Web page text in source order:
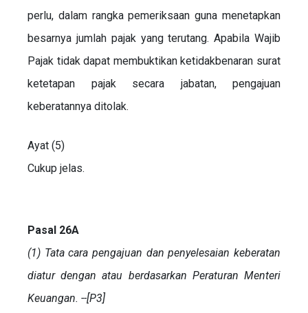
perlu, dalam rangka pemeriksaan guna menetapkan
besarnya jumlah pajak yang terutang. Apabila Wajib
Pajak tidak dapat membuktikan ketidakbenaran surat
ketetapan pajak secara jabatan, pengajuan
keberatannya ditolak.
Ayat (5)
Cukup jelas.
Pasal 26A
(1) Tata cara pengajuan dan penyelesaian keberatan
diatur dengan atau berdasarkan Peraturan Menteri
Keuangan. --[P3]